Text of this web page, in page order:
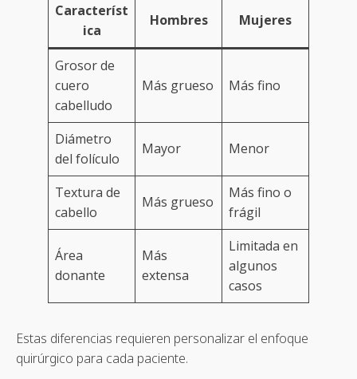
Característ
ica
Hombres Mujeres
Grosor de
cuero
cabelludo
Más grueso Más fino
Diámetro
del folículo
Mayor Menor
Textura de
cabello
Más grueso
Más fino o
frágil
Área
donante
Más
extensa
Limitada en
algunos
casos
Estas diferencias requieren personalizar el enfoque
quirúrgico para cada paciente.